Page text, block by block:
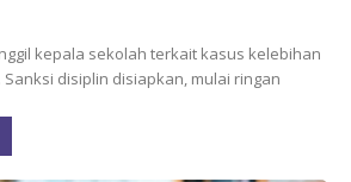
kepala sekolah terkait kasus kelebihan
Sanksi disiplin disiapkan, mulai ringan